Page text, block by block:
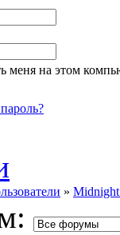
меня на этом
»